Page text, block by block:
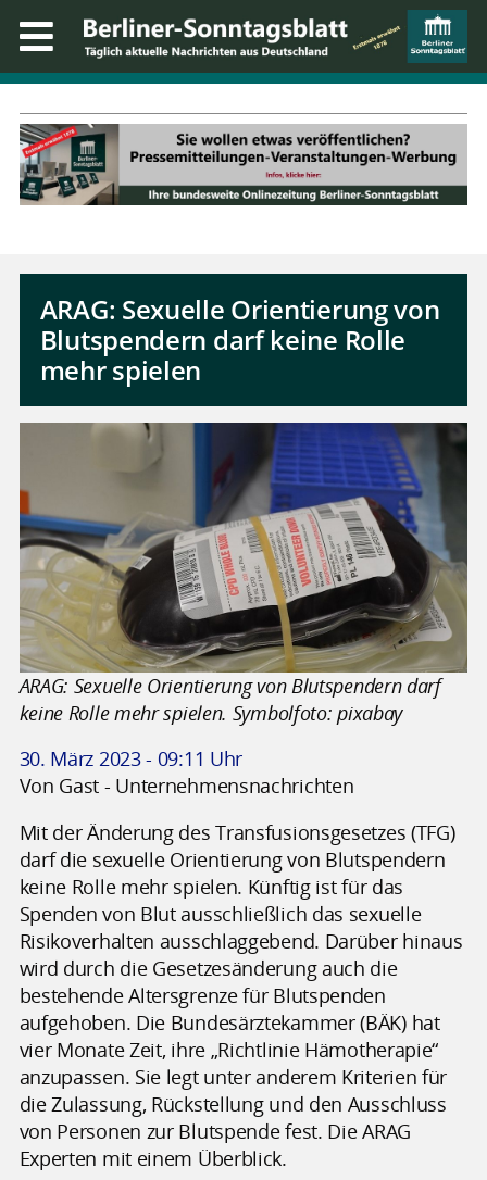
ARAG: Sexuelle Orientierung von
Blutspendern darf keine Rolle
mehr spielen
ARAG: Sexuelle Orientierung von Blutspendern darf
keine Rolle mehr spielen. Symbolfoto: pixabay
30. März 2023 - 09:11 Uhr
Von Gast - Unternehmensnachrichten
Mit der Änderung des Transfusionsgesetzes (TFG)
darf die sexuelle Orientierung von Blutspendern
keine Rolle mehr spielen. Künftig ist für das
Spenden von Blut ausschließlich das sexuelle
Risikoverhalten ausschlaggebend. Darüber hinaus
wird durch die Gesetzesänderung auch die
bestehende Altersgrenze für Blutspenden
aufgehoben. Die Bundesärztekammer (BÄK) hat
vier Monate Zeit, ihre „Richtlinie Hämotherapie“
anzupassen. Sie legt unter anderem Kriterien für
die Zulassung, Rückstellung und den Ausschluss
von Personen zur Blutspende fest. Die ARAG
Experten mit einem Überblick.